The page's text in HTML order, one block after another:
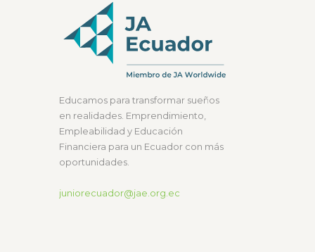
Educamos para transformar sueños
en realidades. Emprendimiento,
Empleabilidad y Educación
Financiera para un Ecuador con más
oportunidades.
juniorecuador@jae.org.ec